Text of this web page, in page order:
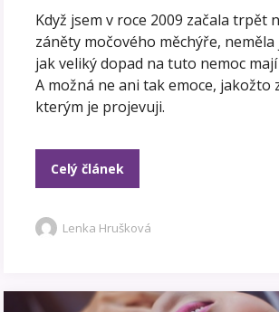
Když jsem v roce 2009 začala trpět
záněty močového měchýře,
jak veliký dopad na tuto nemoc
A možná ne ani tak emoce, jakožto
kterým je projevuji.
Celý článek
Lenka Hrušková